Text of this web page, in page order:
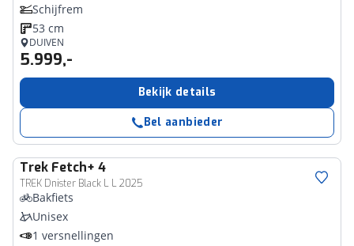
Schijfrem
53 cm
DUIVEN
5.999,-
Bekijk details
Bel aanbieder
Trek Fetch+ 4
TREK Dnister Black L L 2025
Bakfiets
Unisex
1 versnellingen